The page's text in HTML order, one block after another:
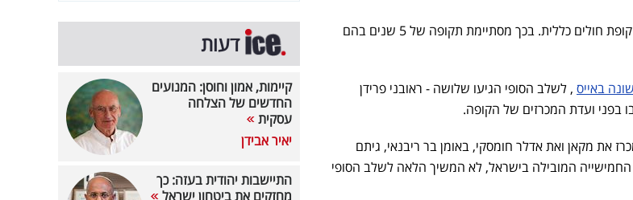
חולים כללית
. בכך מסתיימת תקופה של 5 שנים בהם
באייס , לשלב הסופי הגיעו שלושה - ראובני פרידן
בפני ועדת המכרזים של הקופה.
את מקאן ואתאדלר חומסקי, באומן בר ריבנאי, גיתם
המובילה בישראל, לא המשיך הלאה לשלב הסופי
דעות
קיימות, אמון וחוסן: המנועים
החדשים של הצלחה
עסקית
יאיר אבידן
התיישבות יהודית בעזה: כך
מחזקים את ביטחון ישראל